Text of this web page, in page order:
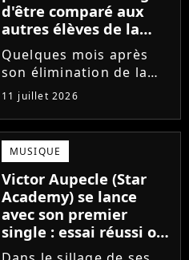
d'être comparé aux
autres élèves de la
Star Academy
Quelques mois après
son élimination de la
Star Academy, Bastiaan
tente de lancer sa
carrière dans la
musique. Et pour ça, le
chanteur a récemment
dévoilé "Château", son
premier single....
11 juillet 2026
MUSIQUE
Victor Aupecle (Star
Academy) se lance
avec son premier
single : essai réussi ou
manqué ? Voici notre